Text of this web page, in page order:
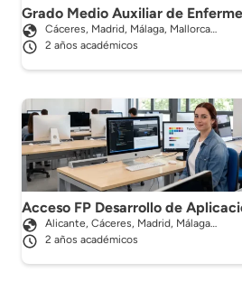
Grado Medio Auxiliar de
Cáceres, Madrid, Málaga, Mallorca…
2 años académicos
Acceso FP Desarrollo de
Alicante, Cáceres, Madrid, Málaga…
2 años académicos